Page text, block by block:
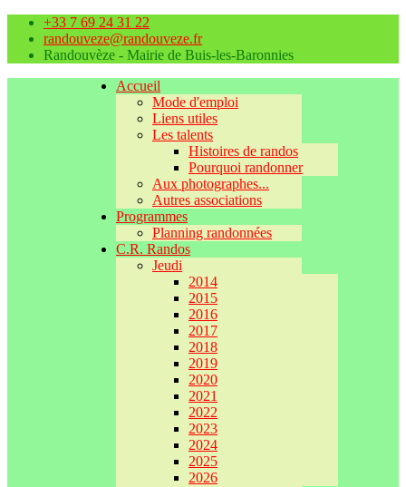
+33 7 69 24 31 22
randouveze@randouveze.fr
Randouvèze - Mairie de Buis-les-Baronnies
Accueil
Mode d'emploi
Liens utiles
Les talents
Histoires de randos
Pourquoi randonner
Aux photographes...
Autres associations
Programmes
Planning randonnées
C.R. Randos
Jeudi
2014
2015
2016
2017
2018
2019
2020
2021
2022
2023
2024
2025
2026